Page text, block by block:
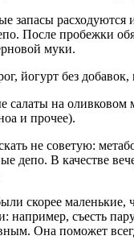
расходуются
После пробежки
муки.
йогурт без добавок,
на
и прочее).
не советую:
депо. В качестве
скорее
съесть
Она поможет